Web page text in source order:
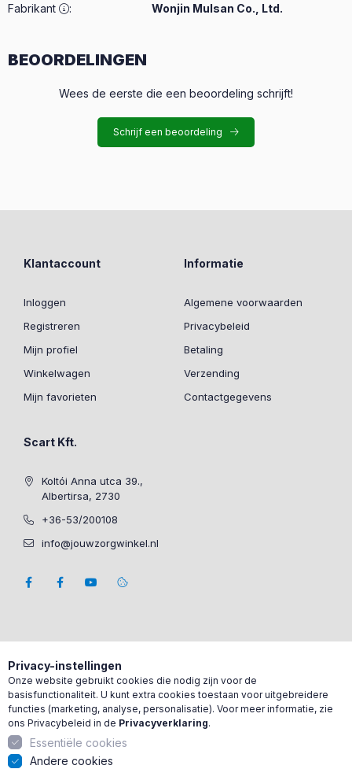
Fabrikant
: Wonjin Mulsan Co., Ltd.
BEOORDELINGEN
Wees de eerste die een beoordeling schrijft!
Schrijf een beoordeling
Klantaccount
Inloggen
Registreren
Mijn profiel
Winkelwagen
Mijn favorieten
Informatie
Algemene voorwaarden
Privacybeleid
Betaling
Verzending
Contactgegevens
Scart Kft.
Koltói Anna utca 39.,
Albertirsa, 2730
+36-53/200108
info@jouwzorgwinkel.nl
Privacy-instellingen
Onze website gebruikt cookies die nodig zijn voor de
basisfunctionaliteit. U kunt extra cookies toestaan voor uitgebreidere
functies (marketing, analyse, personalisatie). Voor meer informatie, zie
ons Privacybeleid in de Privacyverklaring.
Essentiële cookies
Andere cookies